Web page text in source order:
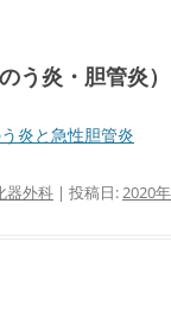
う炎・胆管炎）
炎と急性胆管炎
器外科 | 投稿日:2020